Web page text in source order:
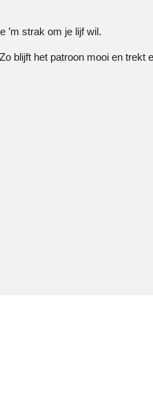
’m strak om je lijf wil.
blijft het patroon mooi en trekt